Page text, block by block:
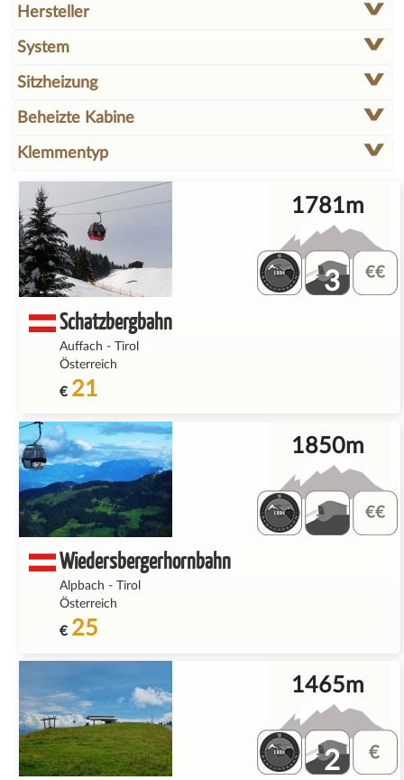
Hersteller
System
Sitzheizung
Beheizte Kabine
Klemmentyp
Schatzbergbahn
Auffach -
Tirol
Österreich
€ 21
1781m
3
Wiedersbergerhornbahn
Alpbach -
Tirol
Österreich
€ 25
1850m
1465m
2